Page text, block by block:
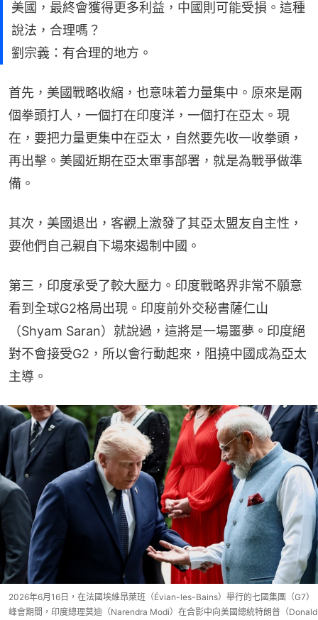
美國，最終會獲得更多利益，中國則可能受損。這種
說法，合理嗎？
劉宗義：有合理的地方。
首先，美國戰略收縮，也意味着力量集中。原來是兩
個拳頭打人，一個打在印度洋，一個打在亞太。現
在，要把力量更集中在亞太，自然要先收一收拳頭，
再出擊。美國近期在亞太軍事部署，就是為戰爭做準
備。
其次，美國退出，客觀上激發了其亞太盟友自主性，
要他們自己親自下場來遏制中國。
第三，印度承受了較大壓力。印度戰略界非常不願意
看到全球G2格局出現。印度前外交秘書薩仁山
（Shyam Saran）就說過，這將是一場噩夢。印度絕
對不會接受G2，所以會行動起來，阻撓中國成為亞太
主導。
2026年6月16日，在法國埃維昂萊班（Évian-les-Bains）舉行的七國集團（G7）
峰會期間，印度總理莫迪（Narendra Modi）在合影中向美國總統特朗普（Donald